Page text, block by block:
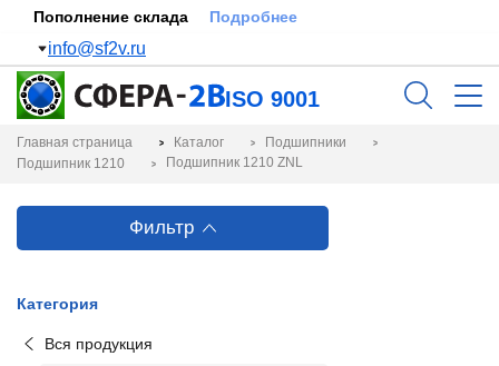
Пополнение склада Подробнее
info@sf2v.ru
ISO 9001
Главная страница Каталог
Подшипники
Подшипник 1210
Подшипник 1210 ZNL
Фильтр
Категория
Вся продукция